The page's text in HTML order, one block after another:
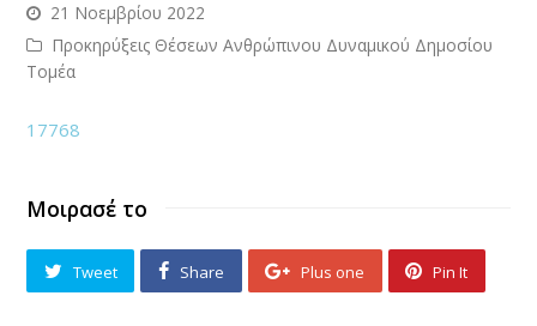
21 Νοεμβρίου 2022
Προκηρύξεις Θέσεων Ανθρώπινου Δυναμικού Δημοσίου
Τομέα
17768
Μοιρασέ το
Tweet Share Plus one Pin It